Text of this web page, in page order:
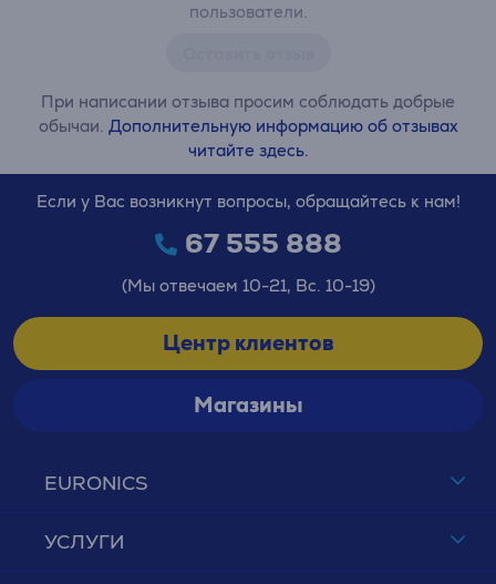
пользователи.
При написании отзыва просим соблюдать добрые
обычаи. Дополнительную информацию об отзывах
читайте здесь.
EURONICS
УСЛУГИ
Если у Вас возникнут вопросы, обращайтесь к нам!
67 555 888
(Мы отвечаем 10-21, Вс. 10-19)
Центр клиентов
Магазины